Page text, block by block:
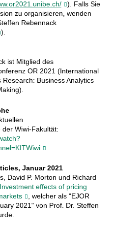
). Falls Sie
zu organisieren, wenden
Rebennack
).
ist Mitglied des
OR 2021 (International
Business Analytics
Wiwi-Fakultät:
Januar 2021
David P. Morton und Richard
Investment effects of pricing
, welcher als "EJOR
2021" von Prof. Dr. Steffen